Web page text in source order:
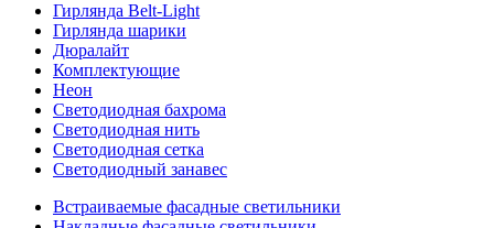
Гирлянда Belt-Light
Гирлянда шарики
Дюралайт
Комплектующие
Неон
Светодиодная бахрома
Светодиодная нить
Светодиодная сетка
Светодиодный занавес
Встраиваемые фасадные светильники